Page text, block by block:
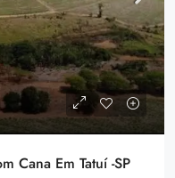
Cana Em Tatuí -SP